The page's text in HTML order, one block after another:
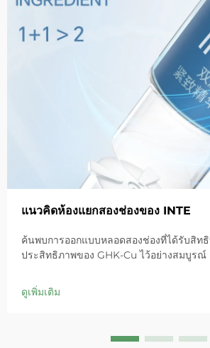
แนวคิดห้องแยกสองช่องของ INTE
ค้นพบการออกแบบหลอดสองช่องที่ได้รับสิท
ประสิทธิภาพของ GHK-Cu ไว้อย่างสมบูรณ์
เกราะป้องกันผิวในผิวที่บอบบาง ลองใช้โซลู
วันนี้เลย
ดูเพิ่มเติม